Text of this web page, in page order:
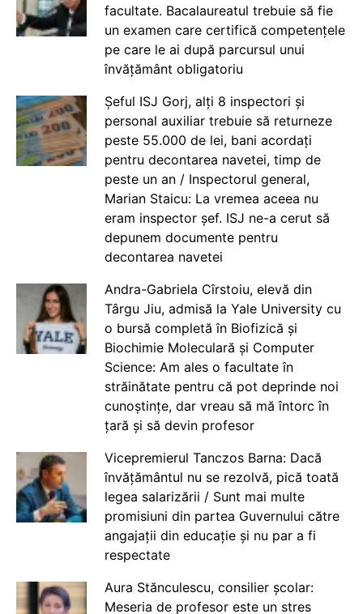
facultate. Bacalaureatul trebuie să fie
un examen care certifică competențele
pe care le ai după parcursul unui
învățământ obligatoriu
Șeful ISJ Gorj, alți 8 inspectori și
personal auxiliar trebuie să returneze
peste 55.000 de lei, bani acordați
pentru decontarea navetei, timp de
peste un an / Inspectorul general,
Marian Staicu: La vremea aceea nu
eram inspector șef. ISJ ne-a cerut să
depunem documente pentru
decontarea navetei
Andra-Gabriela Cîrstoiu, elevă din
Târgu Jiu, admisă la Yale University cu
o bursă completă în Biofizică și
Biochimie Moleculară și Computer
Science: Am ales o facultate în
străinătate pentru că pot deprinde noi
cunoștințe, dar vreau să mă întorc în
țară și să devin profesor
Vicepremierul Tanczos Barna: Dacă
învățământul nu se rezolvă, pică toată
legea salarizării / Sunt mai multe
promisiuni din partea Guvernului către
angajații din educație și nu par a fi
respectate
Aura Stănculescu, consilier școlar:
Meseria de profesor este un stres